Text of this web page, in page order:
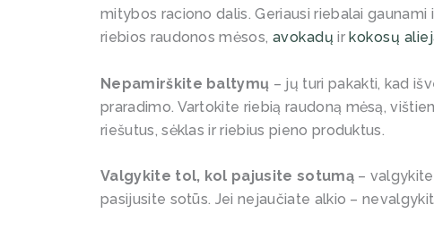
mitybos raciono dalis. Geriausi riebalai gaunami
riebios raudonos mėsos, avokadų irkokosų
Nepamirškite baltymų – jų turi pakakti, kad
praradimo. Vartokite riebią raudoną mėsą,
riešutus, sėklas ir riebius pieno produktus.
Valgykite tol, kol pajusite sotumą –
pasijusite sotūs. Jei nejaučiate alkio –